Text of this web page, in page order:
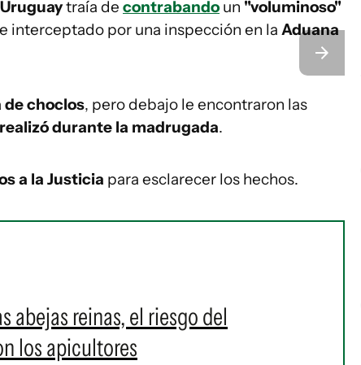
traía de contrabando un "voluminoso"
interceptado por una inspección en la Aduana
choclos, pero debajo le encontraron las
durante la madrugada.
a la Justicia para esclarecer los hechos.
abejas reinas, el riesgo del
los apicultores